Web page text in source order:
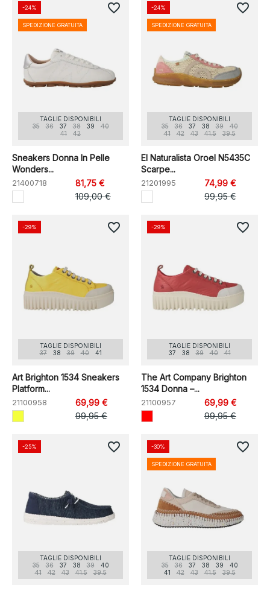
TAGLIE DISPONIBILI
35
36 37 38 39
40
41
42
Sneakers Donna In Pelle
Wonders...
21400718
81,75 €
109,00 €
-24%
SPEDIZIONE GRATUITA
favorite_border
TAGLIE DISPONIBILI
35
36 37 38 39
40
41
42 43 41.5 39.5
El Naturalista Oroel N5435C
Scarpe...
21201995
74,99 €
99,95 €
-24%
SPEDIZIONE GRATUITA
favorite_border
TAGLIE DISPONIBILI
37
38 39 40 41
Art Brighton 1534 Sneakers
Platform...
21100958
69,99 €
99,95 €
-29% favorite_border
TAGLIE DISPONIBILI
37
38 39 40 41
The Art Company Brighton
1534 Donna –...
21100957
69,99 €
99,95 €
-29% favorite_border
TAGLIE DISPONIBILI
35
36 37 38 39
40
41
42 43 41.5 39.5
-25% favorite_border
TAGLIE DISPONIBILI
35
36 37 38 39
40
41
42 43 41.5 39.5
-30%
SPEDIZIONE GRATUITA
favorite_border